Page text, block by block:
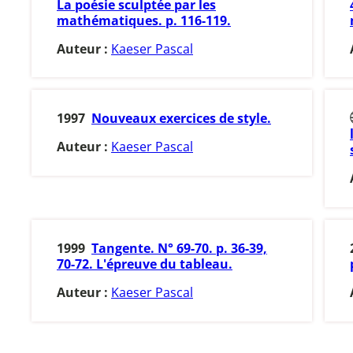
La poésie sculptée par les
mathématiques. p. 116-119.
Auteur : Kaeser Pascal
1997 Nouveaux exercices de style.
Auteur : Kaeser Pascal
1999 Tangente. N° 69-70. p. 36-39,
70-72. L'épreuve du tableau.
Auteur : Kaeser Pascal